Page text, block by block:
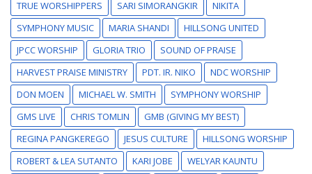
TRUE WORSHIPPERS
SARI SIMORANGKIR
NIKITA
SYMPHONY MUSIC
MARIA SHANDI
HILLSONG UNITED
JPCC WORSHIP
GLORIA TRIO
SOUND OF PRAISE
HARVEST PRAISE MINISTRY
PDT. IR. NIKO
NDC WORSHIP
DON MOEN
MICHAEL W. SMITH
SYMPHONY WORSHIP
GMS LIVE
CHRIS TOMLIN
GMB (GIVING MY BEST)
REGINA PANGKEREGO
JESUS CULTURE
HILLSONG WORSHIP
ROBERT & LEA SUTANTO
KARI JOBE
WELYAR KAUNTU